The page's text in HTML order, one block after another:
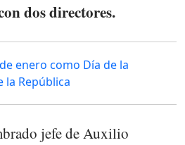
dos directores.
enero como Día de la
la República
jefe de Auxilio